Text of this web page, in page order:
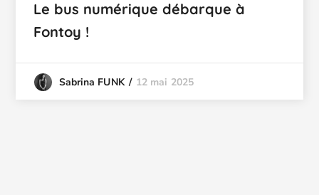
Le bus numérique débarque à
Fontoy !
Sabrina FUNK 12 mai 2025